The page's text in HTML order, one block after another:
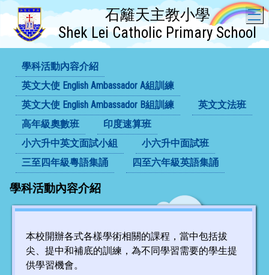
石籬天主教小學
Shek Lei Catholic Primary School
學科活動內容介紹
英文大使 English Ambassador A組訓練
英文大使 English Ambassador B組訓練
英文文法班
高年級奧數班
印度速算班
小六升中英文面試小組
小六升中面試班
三至四年級粵語集誦
四至六年級英語集誦
學科活動內容介紹
本校開辦各式各樣學術相關的課程，當中包括拔
尖、提中和補底的訓練，為不同學習需要的學生提
供學習機會。